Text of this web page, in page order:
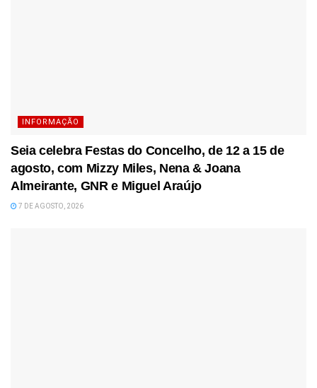
INFORMAÇÃO
Seia celebra Festas do Concelho, de 12 a 15 de
agosto, com Mizzy Miles, Nena & Joana
Almeirante, GNR e Miguel Araújo
7 DE AGOSTO, 2026